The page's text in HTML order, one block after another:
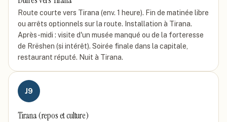
Route courte vers Tirana (env. 1 heure). Fin de matinée libre
ou arrêts optionnels sur la route. Installation à Tirana.
Après-midi : visite d'un musée manqué ou de la forteresse
de Rrëshen (si intérêt). Soirée finale dans la capitale,
restaurant réputé. Nuit à Tirana.
J9
Tirana (repos et culture)